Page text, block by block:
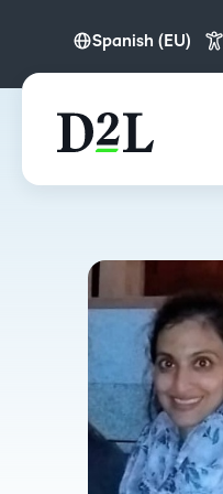
Spanish (EU)
English
English (Europe)
English (IN)
Spanish (EU)
Español (LATAM)
Português